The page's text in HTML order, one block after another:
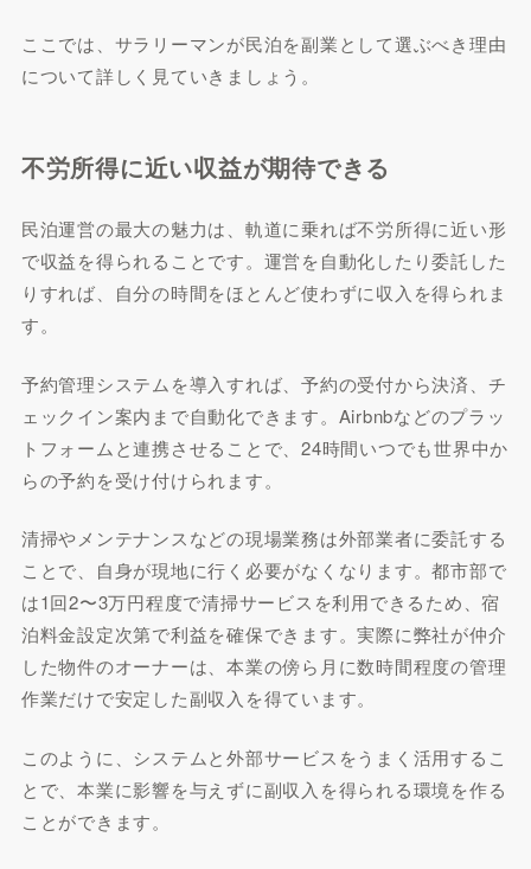
ここでは、サラリーマンが民泊を副業として選ぶべき理由
について詳しく見ていきましょう。
不労所得に近い収益が期待できる
民泊運営の最大の魅力は、軌道に乗れば不労所得に近い形
で収益を得られることです。運営を自動化したり委託した
りすれば、自分の時間をほとんど使わずに収入を得られま
す。
予約管理システムを導入すれば、予約の受付から決済、チ
ェックイン案内まで自動化できます。Airbnbなどのプラッ
トフォームと連携させることで、24時間いつでも世界中か
らの予約を受け付けられます。
清掃やメンテナンスなどの現場業務は外部業者に委託する
ことで、自身が現地に行く必要がなくなります。都市部で
は1回2〜3万円程度で清掃サービスを利用できるため、宿
泊料金設定次第で利益を確保できます。実際に弊社が仲介
した物件のオーナーは、本業の傍ら月に数時間程度の管理
作業だけで安定した副収入を得ています。
このように、システムと外部サービスをうまく活用するこ
とで、本業に影響を与えずに副収入を得られる環境を作る
ことができます。